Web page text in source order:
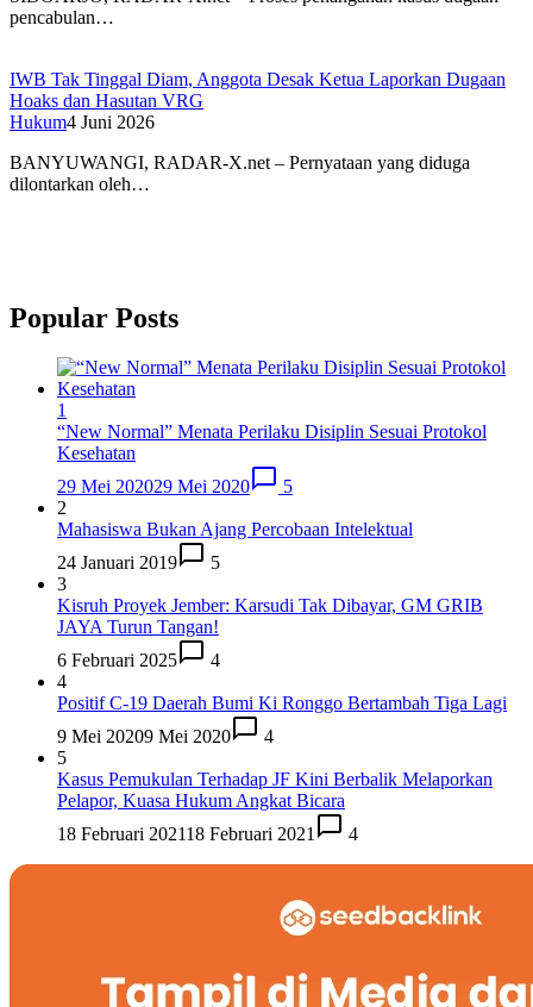
pencabulan…
IWB Tak Tinggal Diam, Anggota Desak Ketua Laporkan Dugaan
Hoaks dan Hasutan VRG
Hukum4 Juni 2026
BANYUWANGI, RADAR-X.net – Pernyataan yang diduga
dilontarkan oleh…
Popular Posts
1
“New Normal” Menata Perilaku Disiplin Sesuai Protokol
Kesehatan
29 Mei 202029 Mei 2020
5
2
Mahasiswa Bukan Ajang Percobaan Intelektual
24 Januari 2019
5
3
Kisruh Proyek Jember: Karsudi Tak Dibayar, GM GRIB
JAYA Turun Tangan!
6 Februari 2025
4
4
Positif C-19 Daerah Bumi Ki Ronggo Bertambah Tiga Lagi
9 Mei 20209 Mei 2020
4
5
Kasus Pemukulan Terhadap JF Kini Berbalik Melaporkan
Pelapor, Kuasa Hukum Angkat Bicara
18 Februari 202118 Februari 2021 4